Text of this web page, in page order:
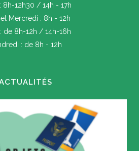
8h-12h30 / 14h - 17h
Mercredi : 8h - 12h
de 8h-12h / 14h-16h
: de 8h - 12h